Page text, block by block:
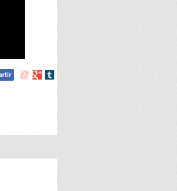
Compartir
Compartir
Compartir